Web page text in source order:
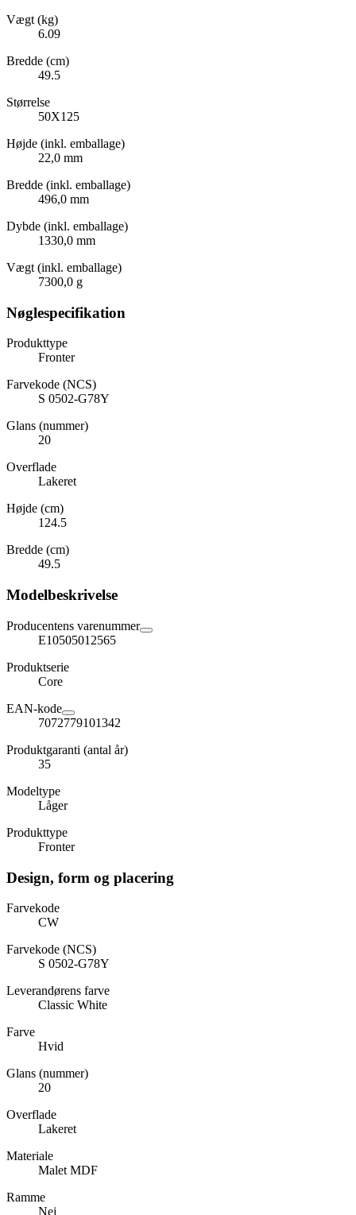
Vægt (kg)
6.09
Bredde (cm)
49.5
Størrelse
50X125
Højde (inkl. emballage)
22,0 mm
Bredde (inkl. emballage)
496,0 mm
Dybde (inkl. emballage)
1330,0 mm
Vægt (inkl. emballage)
7300,0 g
Nøglespecifikation
Produkttype
Fronter
Farvekode (NCS)
S 0502-G78Y
Glans (nummer)
20
Overflade
Lakeret
Højde (cm)
124.5
Bredde (cm)
49.5
Modelbeskrivelse
Producentens varenummer
E10505012565
Produktserie
Core
EAN-kode
7072779101342
Produktgaranti (antal år)
35
Modeltype
Låger
Produkttype
Fronter
Design, form og placering
Farvekode
CW
Farvekode (NCS)
S 0502-G78Y
Leverandørens farve
Classic White
Farve
Hvid
Glans (nummer)
20
Overflade
Lakeret
Materiale
Malet MDF
Ramme
Nej